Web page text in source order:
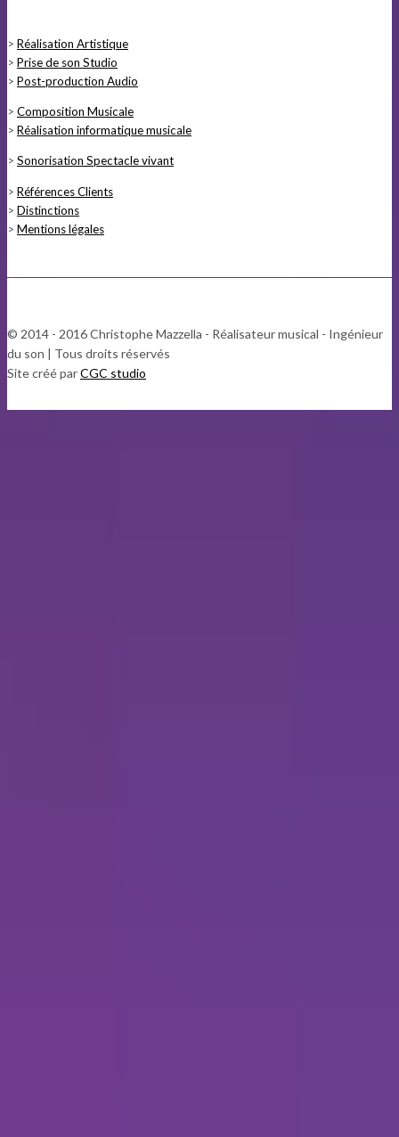
> Réalisation Artistique
> Prise de son Studio
> Post-production Audio
> Composition Musicale
> Réalisation informatique musicale
> Sonorisation Spectacle vivant
> Références Clients
> Distinctions
> Mentions légales
© 2014 - 2016 Christophe Mazzella - Réalisateur musical - Ingénieur
du son | Tous droits réservés
Site créé parCGC studio